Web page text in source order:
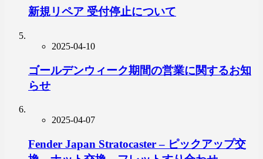
新規リペア 受付停止について
2025-04-10
ゴールデンウィーク期間の営業に関するお知
らせ
2025-04-07
Fender Japan Stratocaster – ピックアップ交